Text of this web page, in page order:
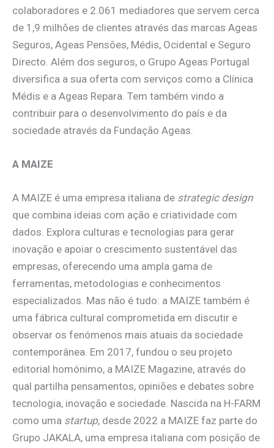
colaboradores e 2.061 mediadores que servem cerca
de 1,9 milhões de clientes através das marcas Ageas
Seguros, Ageas Pensões, Médis, Ocidental e Seguro
Directo. Além dos seguros, o Grupo Ageas Portugal
diversifica a sua oferta com serviços como a Clínica
Médis e a Ageas Repara. Tem também vindo a
contribuir para o desenvolvimento do país e da
sociedade através da Fundação Ageas.
A MAIZE
A MAIZE é uma empresa italiana de strategic design
que combina ideias com ação e criatividade com
dados. Explora culturas e tecnologias para gerar
inovação e apoiar o crescimento sustentável das
empresas, oferecendo uma ampla gama de
ferramentas, metodologias e conhecimentos
especializados. Mas não é tudo: a MAIZE também é
uma fábrica cultural comprometida em discutir e
observar os fenómenos mais atuais da sociedade
contemporânea. Em 2017, fundou o seu projeto
editorial homónimo, a MAIZE Magazine, através do
qual partilha pensamentos, opiniões e debates sobre
tecnologia, inovação e sociedade. Nascida na H-FARM
como uma startup, desde 2022 a MAIZE faz parte do
Grupo JAKALA, uma empresa italiana com posição de